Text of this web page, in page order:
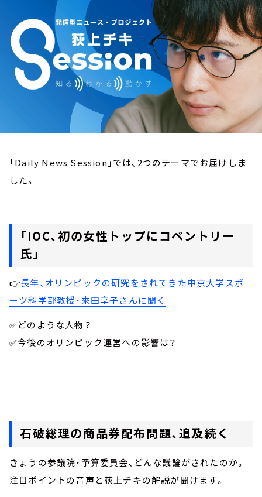
「Daily News Session」では、2つのテーマでお届けしま
した。
「IOC、初の女性トップにコベントリー
氏」
👉長年、オリンピックの研究をされてきた中京大学スポ
ーツ科学部教授・來田享子さんに聞く
✅どのような人物？
✅今後のオリンピック運営への影響は？
石破総理の商品券配布問題、追及続く
きょうの参議院・予算委員会、どんな議論がされたのか。
注目ポイントの音声と荻上チキの解説が聞けます。